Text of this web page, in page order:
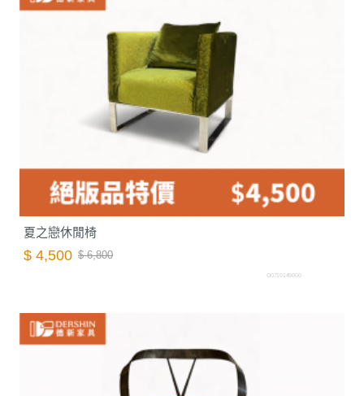
夏之戀休閒椅
$ 4,500 $ 6,800
O0710149000